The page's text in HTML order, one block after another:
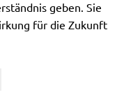
für Smartphones
vorhanden
geben. Sie
für die Zukunft